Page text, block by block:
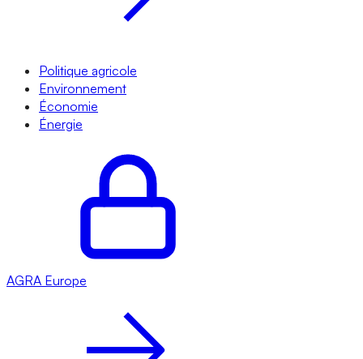
Politique agricole
Environnement
Économie
Énergie
AGRA Europe